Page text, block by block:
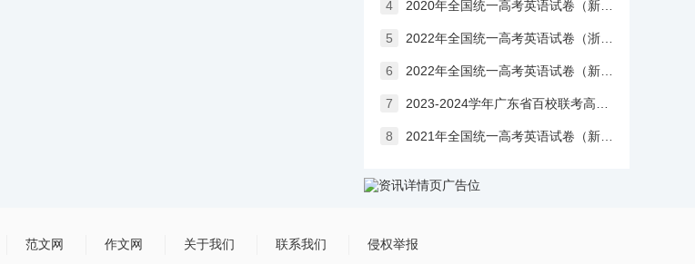
4 2020年全国统一高考英语试卷（新课标Ⅰ卷）
5 2022年全国统一高考英语试卷（浙江卷）含答案
6 2022年全国统一高考英语试卷（新高考Ⅰ卷）含答案
7
8 2021年全国统一高考英语试卷（新高考Ⅱ卷）含答案解析
范文网 作文网 关于我们 联系我们 侵权举报